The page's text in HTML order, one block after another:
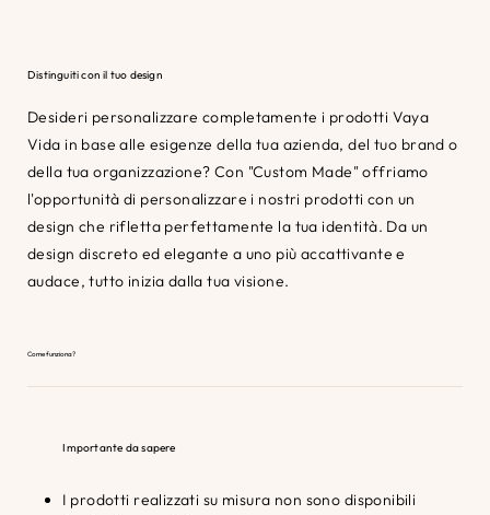
Distinguiti con il tuo design
Desideri personalizzare completamente i prodotti Vaya
Vida in base alle esigenze della tua azienda, del tuo brand o
della tua organizzazione? Con "Custom Made" offriamo
l'opportunità di personalizzare i nostri prodotti con un
design che rifletta perfettamente la tua identità. Da un
design discreto ed elegante a uno più accattivante e
audace, tutto inizia dalla tua visione.
Come funziona?
Importante da sapere
I prodotti realizzati su misura non sono disponibili